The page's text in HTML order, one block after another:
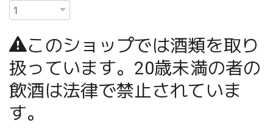
このショップでは酒類を取り
扱っています。20歳未満の者の
飲酒は法律で禁止されていま
す。